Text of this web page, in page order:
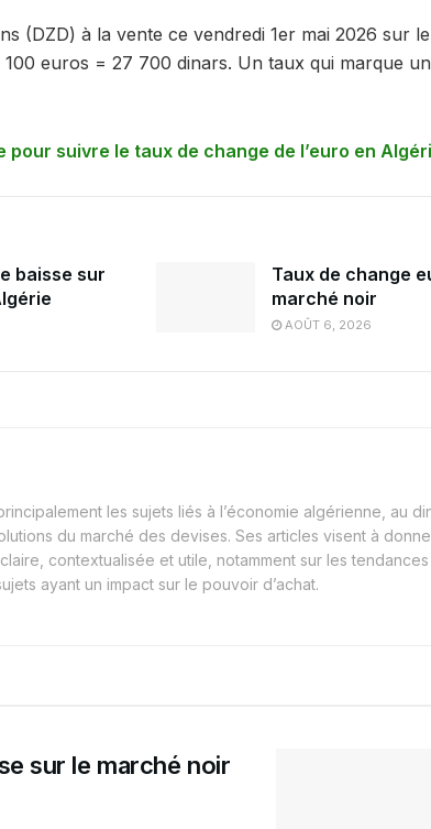
(DZD) à la vente ce vendredi 1er mai 2026 sur
100 euros = 27 700 dinars. Un taux qui marque
suivre le taux de change de l’euro en
baisse sur
Taux de change
marché noir
AOÛT 6, 2026
les sujets liés à l’économie algérienne, au
du marché des devises. Ses articles visent à
contextualisée et utile, notamment sur les
ayant un impact sur le pouvoir d’achat.
sur le marché noir